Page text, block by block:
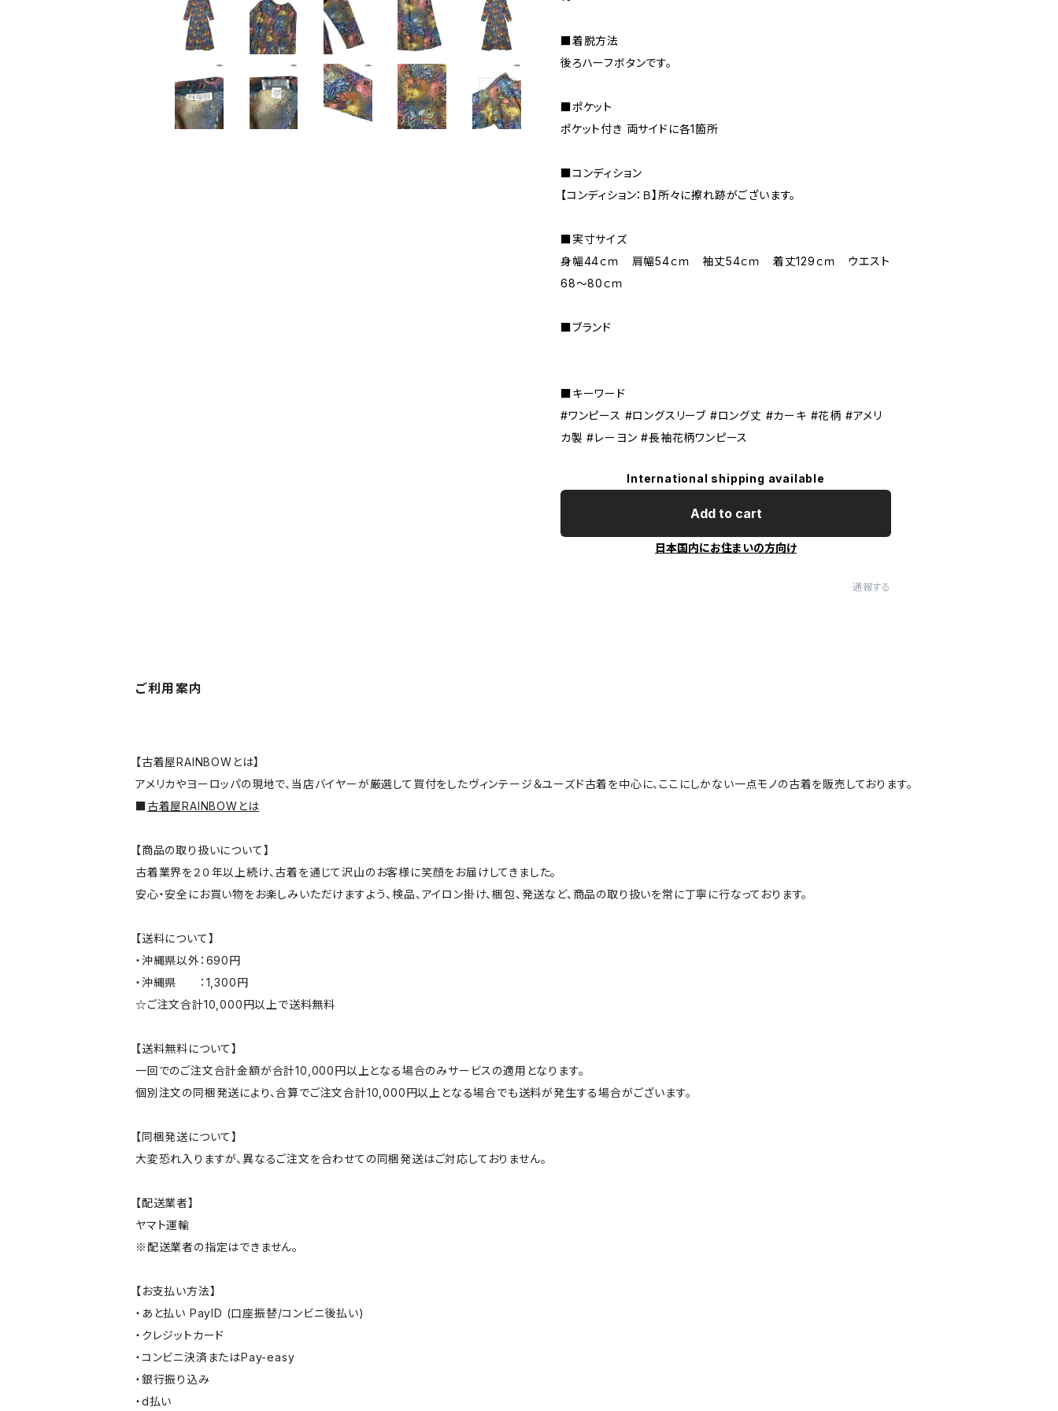
■着脱方法
後ろハーフボタンです。
■ポケット
ポケット付き 両サイドに各1箇所
■コンディション
【コンディション：Ｂ】所々に擦れ跡がございます。
■実寸サイズ
身幅44ｃｍ 肩幅54ｃｍ 袖丈54ｃｍ 着丈129ｃｍ ウエスト
68～80ｃｍ
■ブランド
■キーワード
#ワンピース #ロングスリーブ #ロング丈 #カーキ #花柄 #アメリ
カ製 #レーヨン #長袖花柄ワンピース
International shipping available
Add to cart
日本国内にお住まいの方向け
通報する
ご利用案内
【古着屋RAINBOWとは】
アメリカやヨーロッパの現地で、当店バイヤーが厳選して買付をしたヴィンテージ＆ユーズド古着を中心に、ここにしかない一点モノの古着を販売しております。
■古着屋RAINBOWとは
【商品の取り扱いについて】
古着業界を２０年以上続け、古着を通じて沢山のお客様に笑顔をお届けしてきました。
安心・安全にお買い物をお楽しみいただけますよう、検品、アイロン掛け、梱包、発送など、商品の取り扱いを常に丁寧に行なっております。
【送料について】
・沖縄県以外：690円
・沖縄県 ：1,300円
☆ご注文合計10,000円以上で送料無料
【送料無料について】
一回でのご注文合計金額が合計10,000円以上となる場合のみサービスの適用となります。
個別注文の同梱発送により、合算でご注文合計10,000円以上となる場合でも送料が発生する場合がございます。
【同梱発送について】
大変恐れ入りますが、異なるご注文を合わせての同梱発送はご対応しておりません。
【配送業者】
ヤマト運輸
※配送業者の指定はできません。
【お支払い方法】
・あと払い PayID (口座振替/コンビニ後払い)
・クレジットカード
・コンビニ決済またはPay-easy
・銀行振り込み
・d払い